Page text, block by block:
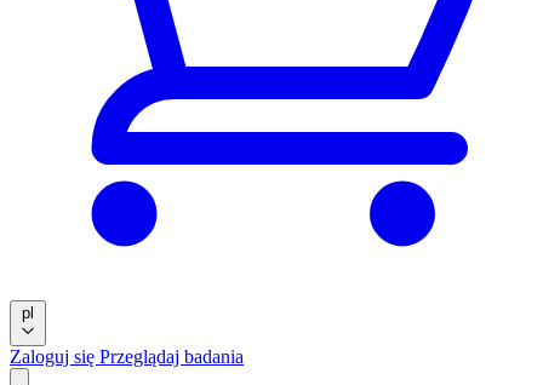
pl
Zaloguj się Przeglądaj badania